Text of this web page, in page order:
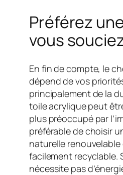
Préférez
vous
En fin de compte, le
dépend de vos
principalement de la
toile acrylique peut
plus préoccupé par
préférable de choisir
naturelle
facilement recyclable.
nécessite pas